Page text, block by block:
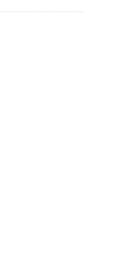
E-Mail-
Bei